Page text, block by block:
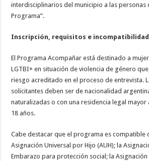
interdisciplinarios del municipio a las personas
Programa”.
Inscripción, requisitos e
El Programa Acompañar está destinado a
LGTBI+ en situación de violencia de género
riesgo acreditado en el proceso de entrevista.
solicitantes deben ser de nacionalidad
naturalizadas o con una residencia legal mayor
18 años.
Cabe destacar que el programa es compatible
Asignación Universal por Hijo (AUH); la
Embarazo para protección social; la